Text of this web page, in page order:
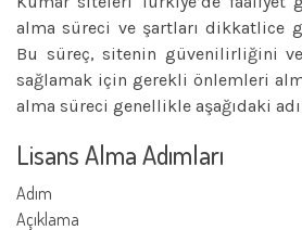
alma süreci ve şartları dikkatlice
Bu süreç, sitenin güvenilirliğini ve
sağlamak için gerekli önlemleri
alma süreci genellikle aşağıdaki
Lisans Alma Adımları
Adım
Açıklama